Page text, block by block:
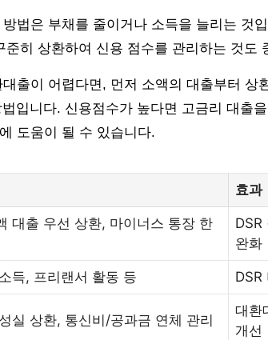
법은 부채를 줄이거나 소득을 늘리는 것
히 상환하여 신용 점수를 관리하는 것도
출이 어렵다면, 먼저 소액의 대출부터 상
입니다. 신용점수가 높다면 고금리 대출
도움이 될 수 있습니다.
효과
대출 우선 상환, 마이너스 통장 한
DSR
완화
득, 프리랜서 활동 등 DSR
실 상환, 통신비/공과금 연체 관리
대환
개선